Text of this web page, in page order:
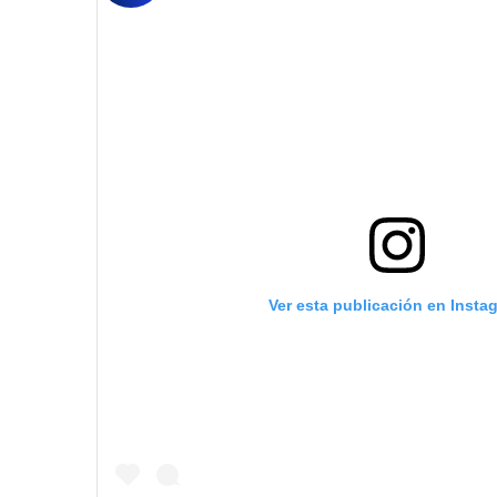
Ver esta publicación en